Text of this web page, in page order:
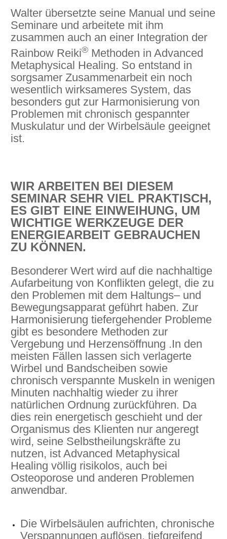
Walter übersetzte seine Manual und seine
Seminare und arbeitete mit ihm
zusammen auch an einer Integration der
Rainbow Reiki® Methoden in Advanced
Metaphysical Healing. So entstand in
sorgsamer Zusammenarbeit ein noch
wesentlich wirksameres System, das
besonders gut zur Harmonisierung von
Problemen mit chronisch gespannter
Muskulatur und der Wirbelsäule geeignet
ist.
WIR ARBEITEN BEI DIESEM
SEMINAR SEHR VIEL PRAKTISCH,
ES GIBT EINE EINWEIHUNG, UM
WICHTIGE WERKZEUGE DER
ENERGIEARBEIT GEBRAUCHEN
ZU KÖNNEN.
Besonderer Wert wird auf die nachhaltige
Aufarbeitung von Konflikten gelegt, die zu
den Problemen mit dem Haltungs– und
Bewegungsapparat geführt haben. Zur
Harmonisierung tiefergehender Probleme
gibt es besondere Methoden zur
Vergebung und Herzensöffnung .In den
meisten Fällen lassen sich verlagerte
Wirbel und Bandscheiben sowie
chronisch verspannte Muskeln in wenigen
Minuten nachhaltig wieder zu ihrer
natürlichen Ordnung zurückführen. Da
dies rein energetisch geschieht und der
Organismus des Klienten nur angeregt
wird, seine Selbstheilungskräfte zu
nutzen, ist Advanced Metaphysical
Healing völlig risikolos, auch bei
Osteoporose und anderen Problemen
anwendbar.
Die Wirbelsäulen aufrichten, chronische
Verspannungen auflösen, tiefgreifend